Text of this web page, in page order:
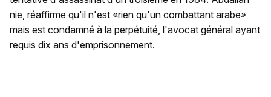
nie, réaffirme qu'il n'est «rien qu'un combattant arabe»
mais est condamné à la perpétuité, l'avocat général ayant
requis dix ans d'emprisonnement.